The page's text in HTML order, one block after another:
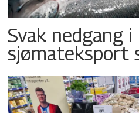
Svak nedgang
sjømateksport